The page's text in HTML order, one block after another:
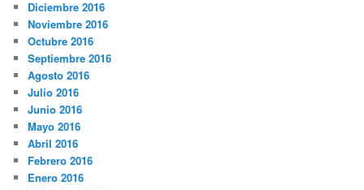
Diciembre 2016
Noviembre 2016
Octubre 2016
Septiembre 2016
Agosto 2016
Julio 2016
Junio 2016
Mayo 2016
Abril 2016
Febrero 2016
Enero 2016